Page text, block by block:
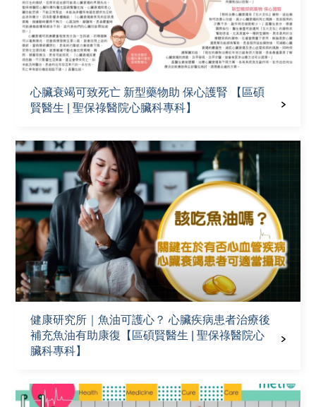
心臟衰竭可致死亡 新型藥物助 保心護腎 【區碩
賢醫生 | 聖保祿醫院心臟科專科】
健康研究所｜魚油可護心？ 心臟疾病患者治療後
補充魚油有助康復【區碩賢醫生 | 聖保祿醫院心
臟科專科】